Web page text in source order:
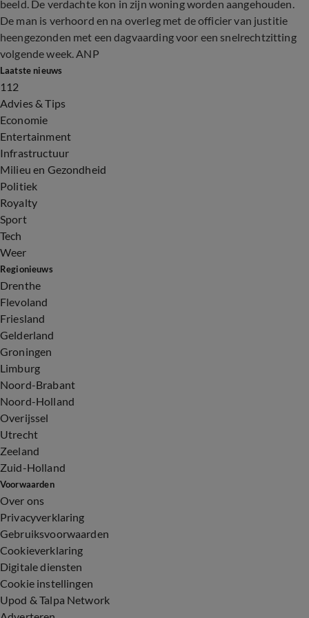
beeld. De verdachte kon in zijn woning worden aangehouden.
De man is verhoord en na overleg met de officier van justitie
heengezonden met een dagvaarding voor een snelrechtzitting
volgende week. ANP
Laatste nieuws
112
Advies & Tips
Economie
Entertainment
Infrastructuur
Milieu en Gezondheid
Politiek
Royalty
Sport
Tech
Weer
Regionieuws
Drenthe
Flevoland
Friesland
Gelderland
Groningen
Limburg
Noord-Brabant
Noord-Holland
Overijssel
Utrecht
Zeeland
Zuid-Holland
Voorwaarden
Over ons
Privacyverklaring
Gebruiksvoorwaarden
Cookieverklaring
Digitale diensten
Cookie instellingen
Upod & Talpa Network